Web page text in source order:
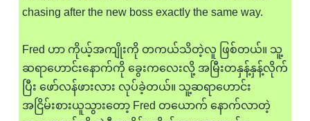
chasing after the new boss exactly the same way.
Fred ဟာ ကိုယ့်အကျိုးကို တကယ်သိတဲ့လူ ဖြစ်တယ်။ သူ့
ဆရာဟောင်းနောက်ကို ခွေးကလေးလို့ အမြီးတနှန့်နှန့်လိုက်
ပြီး ဖော်လန်ဖားလား လုပ်ခဲ့တယ်။ သူ့ဆရာဟောင်း
အငြိမ်းစားယူသွားတော့ Fred တယောက် နောက်လာတဲ့